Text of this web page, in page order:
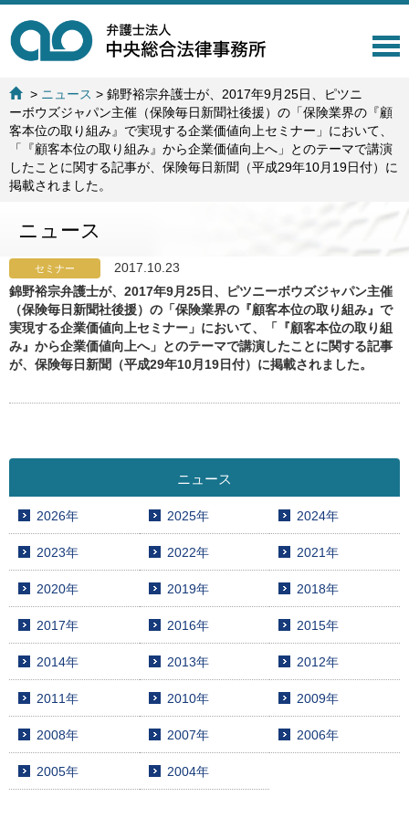
T
l
n
a
o
n
> ニュース >錦野裕宗弁護士が、2017年9月25日、ピツニ
ーボウズジャパン主催（保険毎日新聞社後援）の「保険業界の『顧
客本位の取り組み』で実現する企業価値向上セミナー」において、
「『顧客本位の取り組み』から企業価値向上へ」とのテーマで講演
したことに関する記事が、保険毎日新聞（平成29年10月19日付）に
掲載されました。
ニュース
セミナー
2017.10.23
錦野裕宗弁護士が、2017年9月25日、ピツニーボウズジャパン主催
（保険毎日新聞社後援）の「保険業界の『顧客本位の取り組み』で
実現する企業価値向上セミナー」において、「『顧客本位の取り組
み』から企業価値向上へ」とのテーマで講演したことに関する記事
が、保険毎日新聞（平成29年10月19日付）に掲載されました。
ニュース
2026年 2025年 2024年
2023年 2022年 2021年
2020年 2019年 2018年
2017年 2016年 2015年
2014年 2013年 2012年
2011年 2010年 2009年
2008年 2007年 2006年
2005年 2004年